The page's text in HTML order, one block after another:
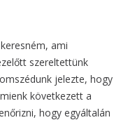
ami
szereltettünk
jelezte, hogy
következett a
hogy egyáltalán